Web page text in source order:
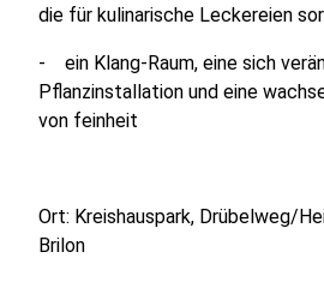
die für kulinarische Leckereien
- ein Klang-Raum, eine sich
Pflanzinstallation und eine
von feinheit
Ort: Kreishauspark, Drübelweg/
Brilon